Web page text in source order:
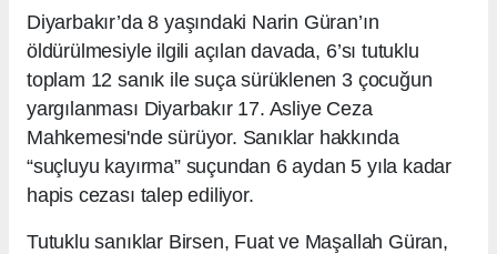
Diyarbakır’da 8 yaşındaki Narin Güran’ın
öldürülmesiyle ilgili açılan davada, 6’sı tutuklu
toplam 12 sanık ile suça sürüklenen 3 çocuğun
yargılanması Diyarbakır 17. Asliye Ceza
Mahkemesi'nde sürüyor. Sanıklar hakkında
“suçluyu kayırma” suçundan 6 aydan 5 yıla kadar
hapis cezası talep ediliyor.
Tutuklu sanıklar Birsen, Fuat ve Maşallah Güran,